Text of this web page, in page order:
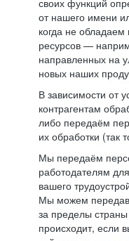
своих функций
от нашего имени
когда не
ресурсов —
направленных на
новых наших
В зависимости от
контрагентам
либо передаём
их обработки (так
Мы передаём
работодателям
вашего
Мы можем
за пределы
происходит, если